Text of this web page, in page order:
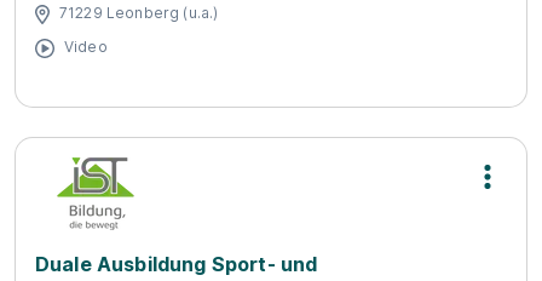
71229 Leonberg (u.a.)
Video
Duale Ausbildung Sport- und